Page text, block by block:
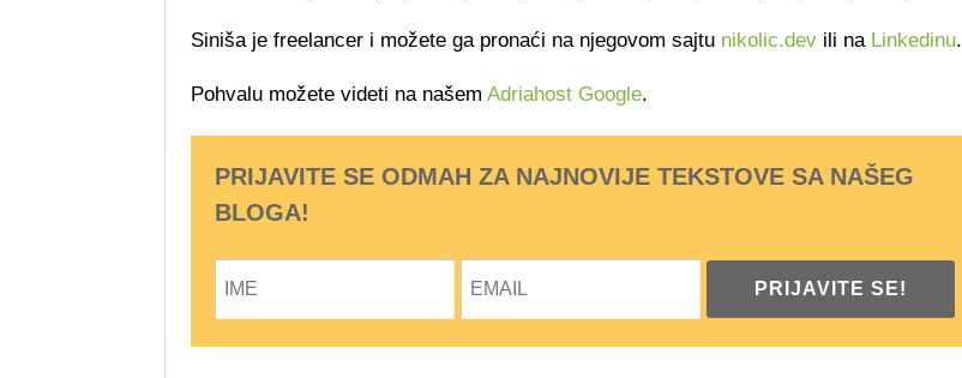
Siniša je freelancer i možete ga pronaći na njegovom sajtu nikolic.dev ili na Linkedinu.
Pohvalu možete videti na našem Adriahost Google.
PRIJAVITE SE ODMAH ZA NAJNOVIJE TEKSTOVE SA NAŠEG
BLOGA!